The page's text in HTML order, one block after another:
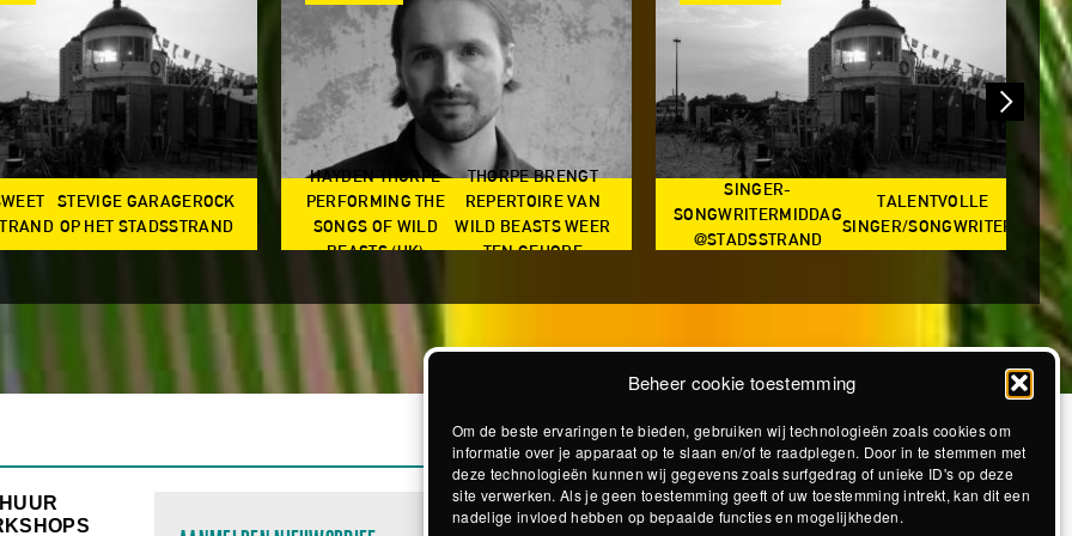
Beheer cookie toestemming
Om de beste ervaringen te bieden, gebruiken wij technologieën zoals cookies om
informatie over je apparaat op te slaan en/of te raadplegen. Door in te stemmen met
deze technologieën kunnen wij gegevens zoals surfgedrag of unieke ID's op deze
site verwerken. Als je geen toestemming geeft of uw toestemming intrekt, kan dit een
nadelige invloed hebben op bepaalde functies en mogelijkheden.
STEVIGE GARAGEROCK
OP HET STADSSTRAND
HAYDEN THORPE
PERFORMING THE
SONGS OF WILD
BEASTS (UK)
THORPE BRENGT
REPERTOIRE VAN
WILD BEASTS WEER
TEN GEHORE
SINGER-
SONGWRITERMIDDAG
@STADSSTRAND
TALENTVOLLE
SINGER/SONGWRITERS